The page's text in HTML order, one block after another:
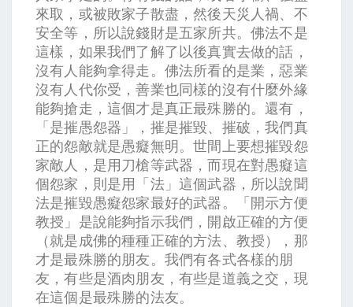
來取，或被敗家子散盡，然後天災人禍、不
安全等，所以說錢財是五家所共。佛法不是
這樣，如果我們了解了以後真實去做的話，
沒有人能夠拿得走。佛法所看的是業，惡業
沒有人代你受，善業也同樣的沒有什麼外緣
能夠搶走，這個才是真正最殊勝的。還有，
「是摧愚怨器」，摧是摧毀、摧破，我們真
正的怨敵就是愚癡無明。世間上要想摧毀怨
家敵人，是用刀槍等武器，而現在對愚癡這
個怨家，則是用「法」這個武器，所以說聞
法是摧毀愚癡怨家最好的武器。「開示方便
教授」是說能夠指示我們，開啟正確的方便
（就是成佛的種種正確的方法、教授），那
才是最殊勝的朋友。我們有各式各樣的朋
友，有些是酒肉朋友，有些是道義之交，現
在這個是最殊勝的法友。